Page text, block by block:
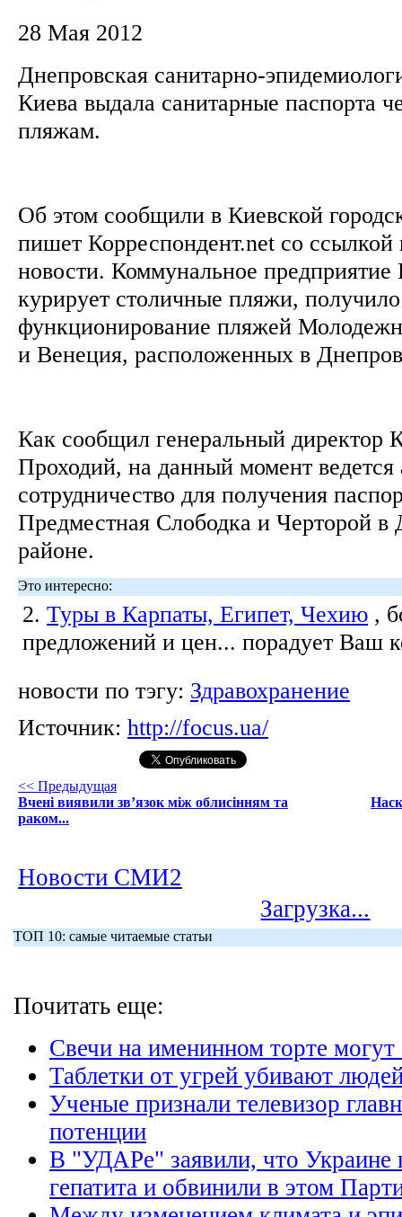
28 Мая 2012
Днепровская санитарно-
Киева выдала санитарные паспорта
пляжам.
Об этом сообщили в Киевской
пишет Корреспондент.net со ссылкой
новости. Коммунальное предприятие
курирует столичные пляжи,
функционирование пляжей
и Венеция, расположенных в
Как сообщил генеральный директор
Проходий, на данный момент ведется
сотрудничество для получения
Предместная Слободка и Черторой в
районе.
Это интересно:
2. Туры в Карпаты, Египет, Чехию ,
предложений и цен... порадует Ваш
новости по тэгу: Здравохранение
Источник: http://focus.ua/
<< Предыдущая
Вчені виявили зв’язок між облисінням та
раком...
Новости СМИ2
Загрузка...
ТОП 10: самые читаемые статьи
Почитать еще:
Свечи на именинном торте
Таблетки от угрей убивают
Ученые признали телевизор
потенции
В "УДАРе" заявили, что Украине
гепатита и обвинили в этом